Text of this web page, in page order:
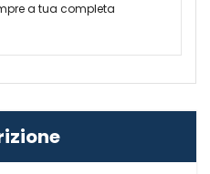
a tua completa